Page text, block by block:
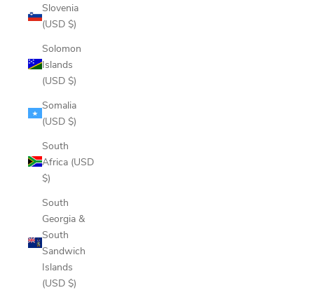
Slovenia
(USD $)
Solomon
Islands
(USD $)
Somalia
(USD $)
South
Africa (USD
$)
South
Georgia &
South
Sandwich
Islands
(USD $)